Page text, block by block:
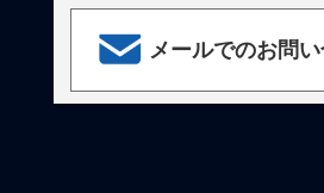
メールでのお問